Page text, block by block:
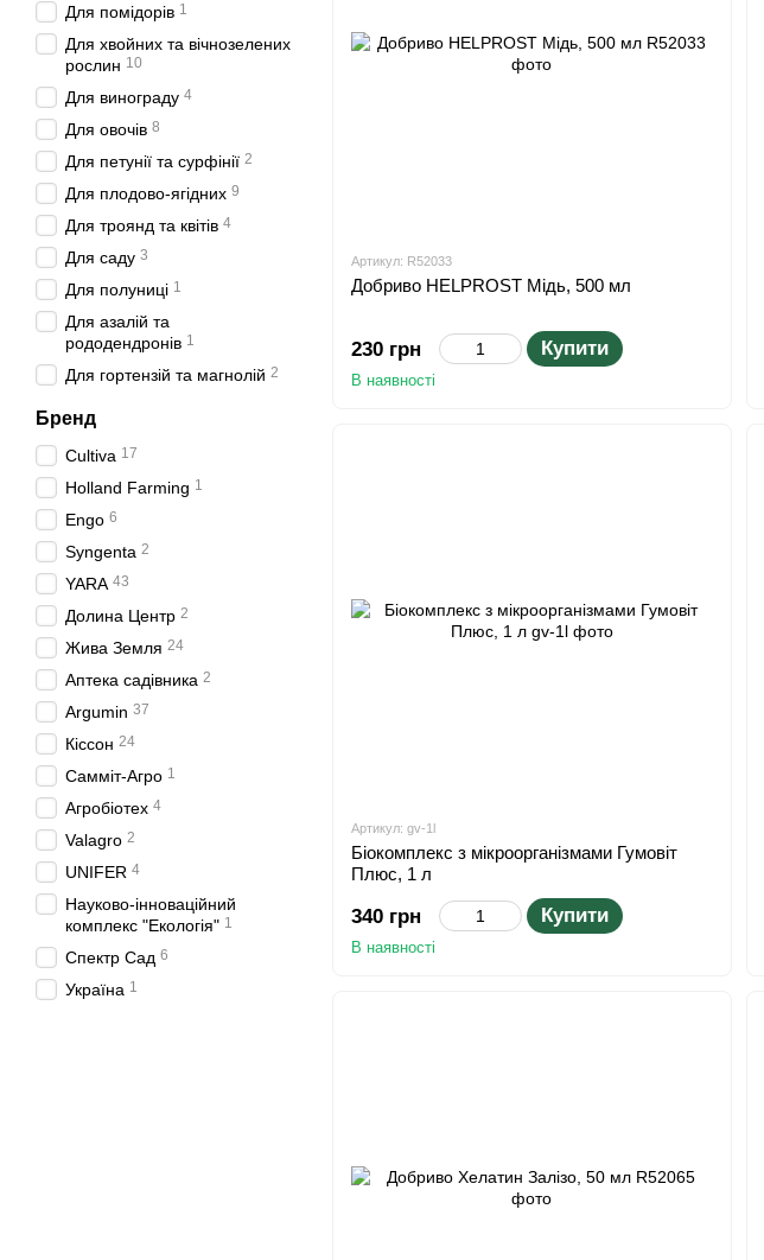
Артикул: R52033
Добриво HELPROST Мідь, 500 мл
230 грн Купити
В наявності
Артикул: gv-1l
Біокомплекс з мікроорганізмами Гумовіт
Плюс, 1 л
340 грн Купити
В наявності
Для помідорів 1
Для хвойних та вічнозелених
рослин 10
Для винограду 4
Для овочів 8
Для петунії та сурфінії 2
Для плодово-ягідних 9
Для троянд та квітів 4
Для саду 3
Для полуниці 1
Для азалій та
рододендронів 1
Для гортензій та магнолій 2
Бренд
Cultiva 17
Holland Farming 1
Engo 6
Syngenta 2
YARA 43
Долина Центр 2
Жива Земля 24
Аптека садівника 2
Argumin 37
Кіссон 24
Самміт-Агро 1
Агробіотех 4
Valagro 2
UNIFER 4
Науково-інноваційний
комплекс "Екологія" 1
Спектр Сад 6
Україна 1